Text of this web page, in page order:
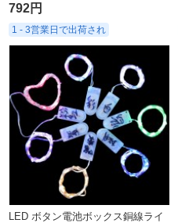
792円
1 - 3営業日で出荷され
LED ボタン電池ボックス銅線ライ